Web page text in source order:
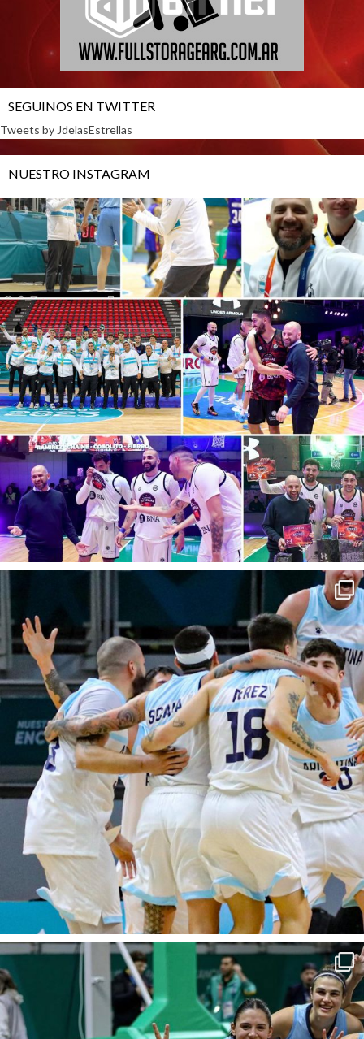
SEGUINOS EN TWITTER
Tweets by JdelasEstrellas
NUESTRO INSTAGRAM